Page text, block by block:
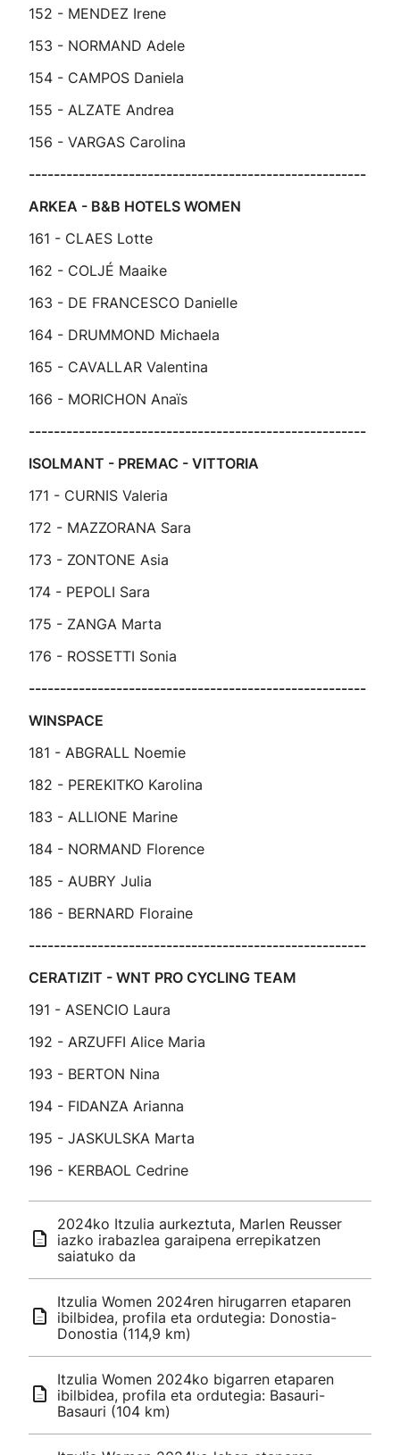
152 - MENDEZ Irene
153 - NORMAND Adele
154 - CAMPOS Daniela
155 - ALZATE Andrea
156 - VARGAS Carolina
------------------------------------------------------
ARKEA - B&B HOTELS WOMEN
161 - CLAES Lotte
162 - COLJÉ Maaike
163 - DE FRANCESCO Danielle
164 - DRUMMOND Michaela
165 - CAVALLAR Valentina
166 - MORICHON Anaïs
------------------------------------------------------
ISOLMANT - PREMAC - VITTORIA
171 - CURNIS Valeria
172 - MAZZORANA Sara
173 - ZONTONE Asia
174 - PEPOLI Sara
175 - ZANGA Marta
176 - ROSSETTI Sonia
------------------------------------------------------
WINSPACE
181 - ABGRALL Noemie
182 - PEREKITKO Karolina
183 - ALLIONE Marine
184 - NORMAND Florence
185 - AUBRY Julia
186 - BERNARD Floraine
------------------------------------------------------
CERATIZIT - WNT PRO CYCLING TEAM
191 - ASENCIO Laura
192 - ARZUFFI Alice Maria
193 - BERTON Nina
194 - FIDANZA Arianna
195 - JASKULSKA Marta
196 - KERBAOL Cedrine
2024ko Itzulia aurkeztuta, Marlen Reusser
iazko irabazlea garaipena errepikatzen
saiatuko da
Itzulia Women 2024ren hirugarren etaparen
ibilbidea, profila eta ordutegia: Donostia-
Donostia (114,9 km)
Itzulia Women 2024ko bigarren etaparen
ibilbidea, profila eta ordutegia: Basauri-
Basauri (104 km)